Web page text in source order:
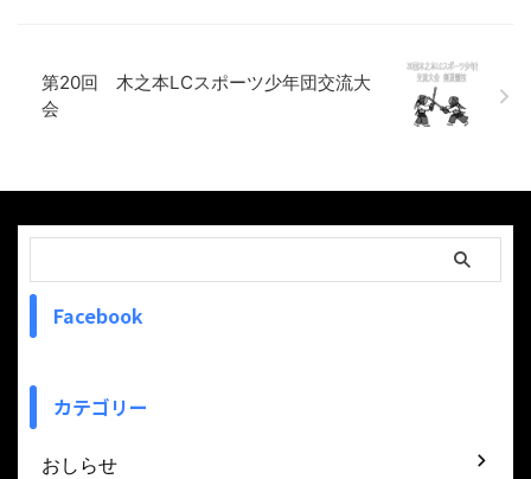
第20回 木之本LCスポーツ少年団交流大
会
Facebook
カテゴリー
おしらせ